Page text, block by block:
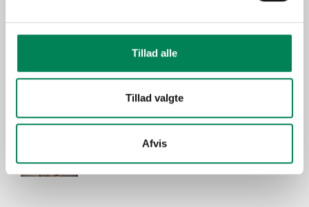
Tillad alle
Tillad valgte
Afvis
Billeder